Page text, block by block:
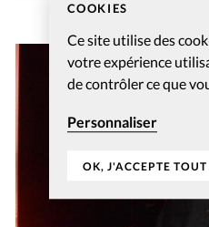
COOKIES
Ce site utilise des
votre expérience
de contrôler ce que
Personnaliser
OK, J'ACCEPTE TOUT